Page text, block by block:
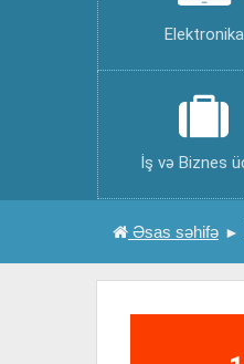
Elektronika
İş və Biznes
Əsas səhifə